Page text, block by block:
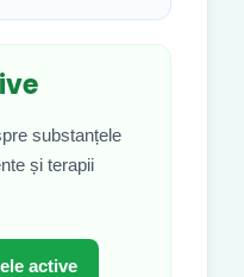
substanțele
și terapii
active